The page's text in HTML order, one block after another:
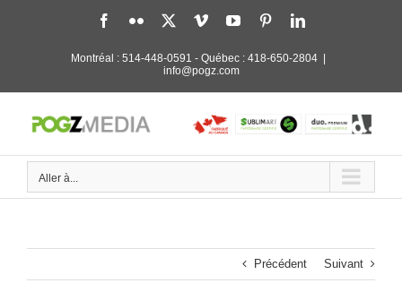
Facebook
Flickr VimeoYouTubePinterestLinkedIn
Montréal : 514-448-0591 - Québec : 418-650-2804
info@pogz.com
Aller à...
Précédent Suivant